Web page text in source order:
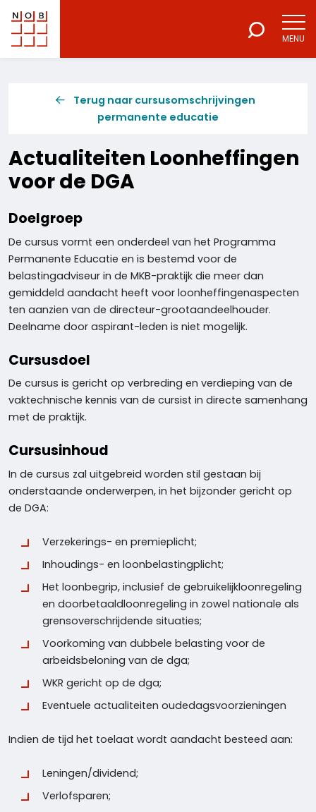
NOB
Voor een excellente beroepsuitoefening
MENU
Terug naar cursusomschrijvingen
permanente educatie
Actualiteiten Loonheffingen
voor de DGA
Doelgroep
De cursus vormt een onderdeel van het Programma
Permanente Educatie en is bestemd voor de
belastingadviseur in de MKB-praktijk die meer dan
gemiddeld aandacht heeft voor loonheffingenaspecten
ten aanzien van de directeur-grootaandeelhouder.
Deelname door aspirant-leden is niet mogelijk.
Cursusdoel
De cursus is gericht op verbreding en verdieping van de
vaktechnische kennis van de cursist in directe samenhang
met de praktijk.
Cursusinhoud
In de cursus zal uitgebreid worden stil gestaan bij
onderstaande onderwerpen, in het bijzonder gericht op
de DGA:
Verzekerings- en premieplicht;
Inhoudings- en loonbelastingplicht;
Het loonbegrip, inclusief de gebruikelijkloonregeling
en doorbetaaldloonregeling in zowel nationale als
grensoverschrijdende situaties;
Voorkoming van dubbele belasting voor de
arbeidsbeloning van de dga;
WKR gericht op de dga;
Eventuele actualiteiten oudedagsvoorzieningen
Indien de tijd het toelaat wordt aandacht besteed aan:
Leningen/dividend;
Verlofsparen;